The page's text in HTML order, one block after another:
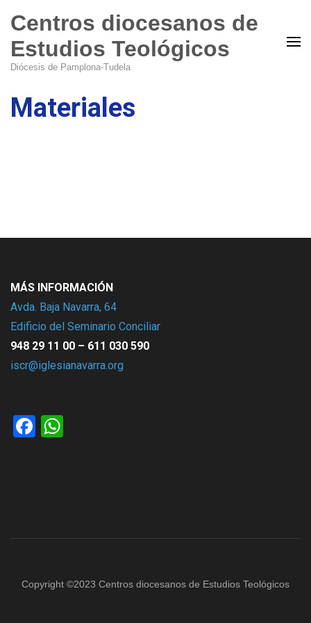
Centros diocesanos de
Estudios Teológicos
Diócesis de Pamplona-Tudela
Materiales
MÁS INFORMACIÓN
Avda. Baja Navarra, 64
Edificio del Seminario Conciliar
948 29 11 00 – 611 030 590
iscr@iglesianavarra.org
Facebook
Copyright ©2023 Centros diocesanos de Estudios Teológicos